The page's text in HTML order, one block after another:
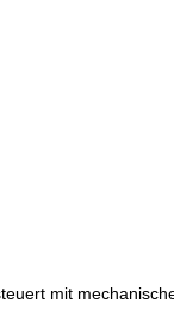
mit